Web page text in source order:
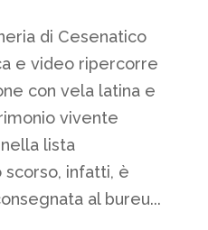
di Cesenatico
e video ripercorre
con vela latina e
vivente
lista
scorso, infatti, è
al bureu...